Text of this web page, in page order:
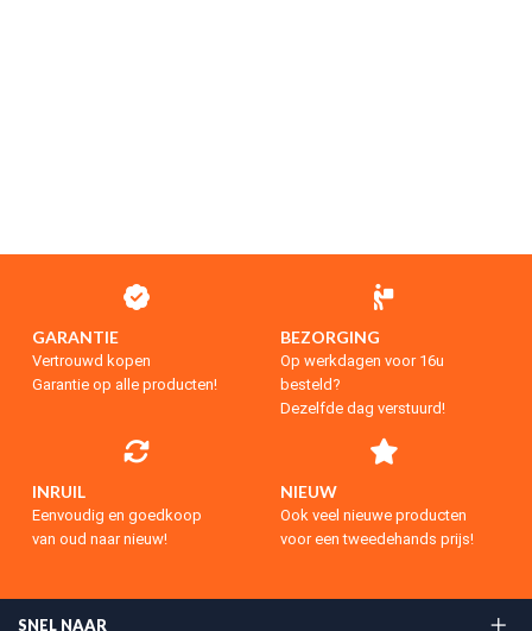
GARANTIE
Vertrouwd kopen
Garantie op alle producten!
BEZORGING
Op werkdagen voor 16u
besteld?
Dezelfde dag verstuurd!
INRUIL
Eenvoudig en goedkoop
van oud naar nieuw!
NIEUW
Ook veel nieuwe producten
voor een tweedehands prijs!
SNEL NAAR